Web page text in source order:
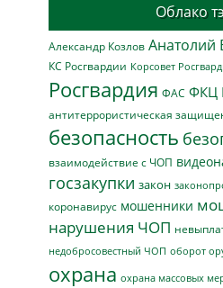
Облако
Александр Козлов
КС Росгвардии Корсовет
Росгвардия ФАС ФКЦ
антитеррористическая
безопасность
взаимодействие с ЧОП
госзакупки закон
коронавирус мошенники
нарушения ЧОП
недобросовестный ЧОП оборот
охрана охрана массовых